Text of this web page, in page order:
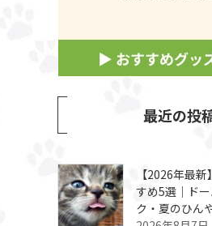
最近の投
【2026年最
すめ5選｜ド
ク・夏のひん